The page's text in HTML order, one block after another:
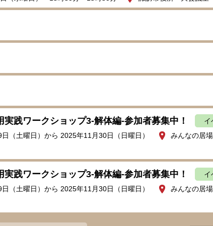
実践ワークショップ3-解体編-参加者募集中！
イ
（土曜日）から 2025年11月30日（日曜日）
みんなの居
実践ワークショップ3-解体編-参加者募集中！
イ
（土曜日）から 2025年11月30日（日曜日）
みんなの居